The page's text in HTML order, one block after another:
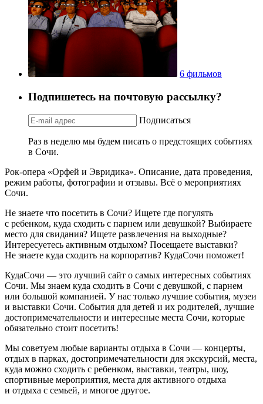
6 фильмов
Подпишетесь на почтовую рассылку?
Подписаться
Раз в неделю мы будем писать о предстоящих событиях
в Сочи.
Рок-опера «Орфей и Эвридика». Описание, дата проведения,
режим работы, фотографии и отзывы. Всё о мероприятиях
Сочи.
Не знаете что посетить в Сочи? Ищете где погулять
с ребенком, куда сходить с парнем или девушкой? Выбираете
место для свидания? Ищете развлечения на выходные?
Интересуетесь активным отдыхом? Посещаете выставки?
Не знаете куда сходить на корпоратив? КудаСочи поможет!
КудаСочи — это лучший сайт о самых интересных событиях
Сочи. Мы знаем куда сходить в Сочи с девушкой, с парнем
или большой компанией. У нас только лучшие события, музеи
и выставки Сочи. События для детей и их родителей, лучшие
достопримечательности и интересные места Сочи, которые
обязательно стоит посетить!
Мы советуем любые варианты отдыха в Сочи — концерты,
отдых в парках, достопримечательности для экскурсий, места,
куда можно сходить с ребенком, выставки, театры, шоу,
спортивные мероприятия, места для активного отдыха
и отдыха с семьей, и многое другое.